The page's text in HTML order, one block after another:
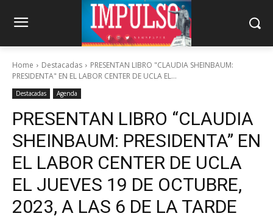
Home Destacadas
PRESENTAN LIBRO "CLAUDIA SHEINBAUM:
PRESIDENTA" EN EL LABOR CENTER DE UCLA EL...
Destacadas Agenda
PRESENTAN LIBRO “CLAUDIA
SHEINBAUM: PRESIDENTA” EN
EL LABOR CENTER DE UCLA
EL JUEVES 19 DE OCTUBRE,
2023, A LAS 6 DE LA TARDE